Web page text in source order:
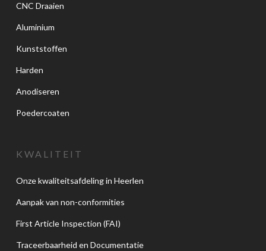
CNC Draaien
Aluminium
Kunststoffen
Harden
Anodiseren
Poedercoaten
KWALITEIT
Onze kwaliteitsafdeling in Heerlen
Aanpak van non-conformities
First Article Inspection (FAI)
Traceerbaarheid en Documentatie